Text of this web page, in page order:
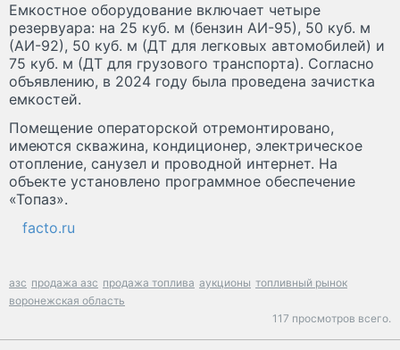
Емкостное оборудование включает четыре
резервуара: на 25 куб. м (бензин АИ-95), 50 куб. м
(АИ-92), 50 куб. м (ДТ для легковых автомобилей) и
75 куб. м (ДТ для грузового транспорта). Согласно
объявлению, в 2024 году была проведена зачистка
емкостей.
Помещение операторской отремонтировано,
имеются скважина, кондиционер, электрическое
отопление, санузел и проводной интернет. На
объекте установлено программное обеспечение
«Топаз».
facto.ru
азс продажа азс продажа топлива аукционы топливный рынок
воронежская область
117 просмотров всего.